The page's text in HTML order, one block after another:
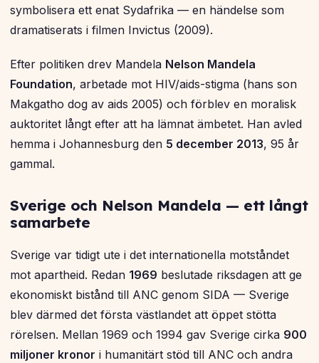
symbolisera ett enat Sydafrika — en händelse som
dramatiserats i filmen Invictus (2009).
Efter politiken drev Mandela Nelson Mandela
Foundation, arbetade mot HIV/aids-stigma (hans son
Makgatho dog av aids 2005) och förblev en moralisk
auktoritet långt efter att ha lämnat ämbetet. Han avled
hemma i Johannesburg den 5 december 2013, 95 år
gammal.
Sverige och Nelson Mandela — ett långt
samarbete
Sverige var tidigt ute i det internationella motståndet
mot apartheid. Redan 1969 beslutade riksdagen att ge
ekonomiskt bistånd till ANC genom SIDA — Sverige
blev därmed det första västlandet att öppet stötta
rörelsen. Mellan 1969 och 1994 gav Sverige cirka 900
miljoner kronor i humanitärt stöd till ANC och andra